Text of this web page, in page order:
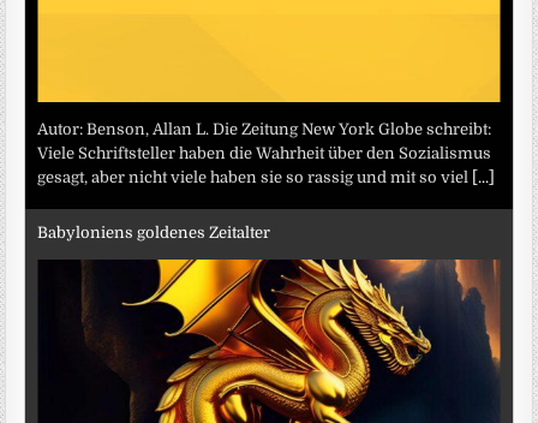
Autor: Benson, Allan L. Die Zeitung New York Globe schreibt:
Viele Schriftsteller haben die Wahrheit über den Sozialismus
gesagt, aber nicht viele haben sie so rassig und mit so viel [...]
Babyloniens goldenes Zeitalter